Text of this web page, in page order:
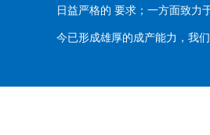
日益严格的 要求；一方面致
今已形成雄厚的成产能力，我